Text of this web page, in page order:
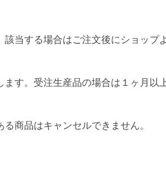
当する場合はご注文後にショップ
す。受注生産品の場合は１ヶ月以
商品はキャンセルできません。